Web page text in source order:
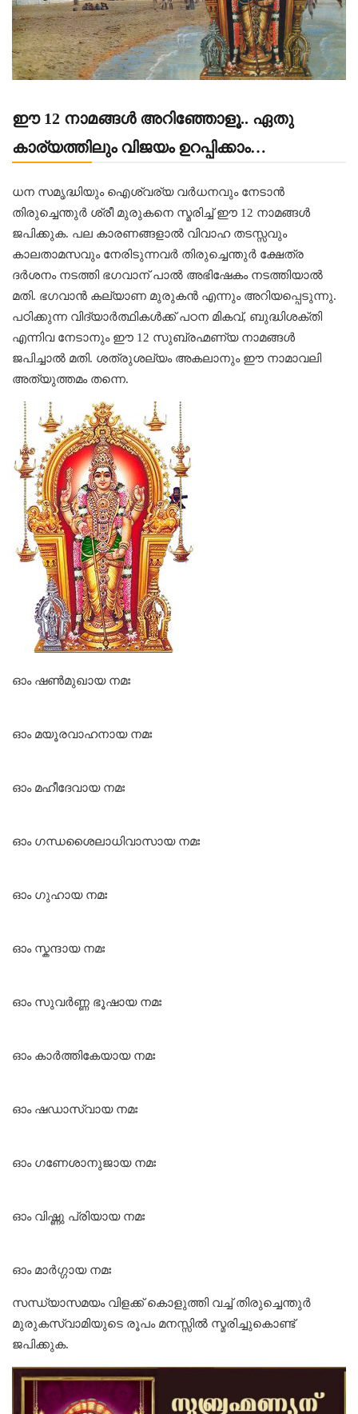
ഈ 12 നാമങ്ങൾ അറിഞ്ഞോളൂ.. ഏതു
കാര്യത്തിലും വിജയം ഉറപ്പിക്കാം…
ധന സമൃദ്ധിയും ഐശ്വര്യ വർധനവും നേടാൻ
തിരുച്ചെന്തുർ ശ്രീ മുരുകനെ സ്മരിച്ച് ഈ 12 നാമങ്ങൾ
ജപിക്കുക. പല കാരണങ്ങളാൽ വിവാഹ തടസ്സവും
കാലതാമസവും നേരിടുന്നവർ തിരുച്ചെന്തുർ ക്ഷേത്ര
ദർശനം നടത്തി ഭഗവാന് പാൽ അഭിഷേകം നടത്തിയാൽ
മതി. ഭഗവാൻ കല്യാണ മുരുകൻ എന്നും അറിയപ്പെടുന്നു.
പഠിക്കുന്ന വിദ്യാർത്ഥികൾക്ക് പഠന മികവ്, ബുദ്ധിശക്തി
എന്നിവ നേടാനും ഈ 12 സുബ്രഹ്മണ്യ നാമങ്ങൾ
ജപിച്ചാൽ മതി. ശത്രുശല്യം അകലാനും ഈ നാമാവലി
അത്യുത്തമം തന്നെ.
ഓം ഷണ്‍മുഖായ നമഃ
ഓം മയൂരവാഹനായ നമഃ
ഓം മഹീദേവായ നമഃ
ഓം ഗന്ധശൈലാധിവാസായ നമഃ
ഓം ഗുഹായ നമഃ
ഓം സ്കന്ദായ നമഃ
ഓം സുവര്‍ണ്ണ ഭൂഷായ നമഃ
ഓം കാര്‍ത്തികേയായ നമഃ
ഓം ഷഡാസ്വായ നമഃ
ഓം ഗണേശാനുജായ നമഃ
ഓം വിഷ്ണു പ്രിയായ നമഃ
ഓം മാര്‍ഗ്ഗായ നമഃ
സന്ധ്യാസമയം വിളക്ക് കൊളുത്തി വച്ച് തിരുച്ചെന്തുർ
മുരുകസ്വാമിയുടെ രൂപം മനസ്സിൽ സ്മരിച്ചുകൊണ്ട്
ജപിക്കുക.